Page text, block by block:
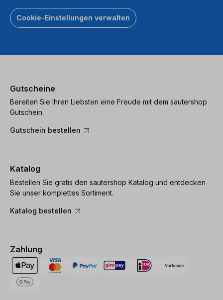
Cookie-Einstellungen verwalten
Gutscheine
Bereiten Sie Ihren Liebsten eine Freude mit dem sautershop
Gutschein.
Gutschein bestellen
Katalog
Bestellen Sie gratis den sautershop Katalog und entdecken
Sie unser komplettes Sortiment.
Katalog bestellen
Zahlung